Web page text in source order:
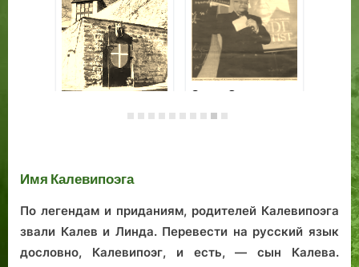
Бульвар,
В поисках
«отцовской темы»
Имя Калевипоэга
По легендам и приданиям, родителей Калевипоэга
звали Калев и Линда. Перевести на русский язык
дословно, Калевипоэг, и есть, — сын Калева.